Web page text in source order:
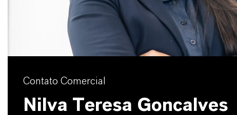
Contato Comercial
Nilva Teresa Goncalves